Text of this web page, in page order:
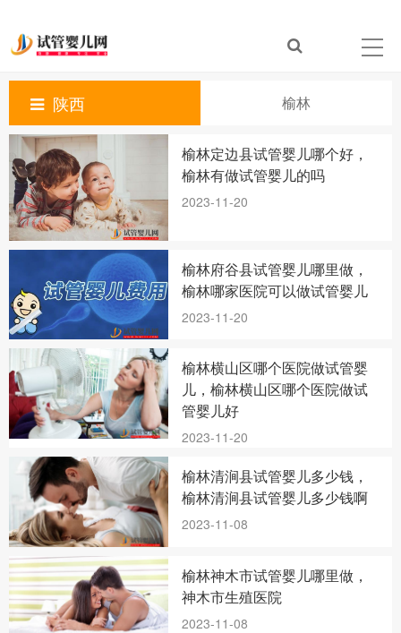
陕西 榆林
榆林定边县试管婴儿哪个好，
榆林有做试管婴儿的吗
2023-11-20
榆林府谷县试管婴儿哪里做，
榆林哪家医院可以做试管婴儿
2023-11-20
榆林横山区哪个医院做试管婴
儿，榆林横山区哪个医院做试
管婴儿好
2023-11-20
榆林清涧县试管婴儿多少钱，
榆林清涧县试管婴儿多少钱啊
2023-11-08
榆林神木市试管婴儿哪里做，
神木市生殖医院
2023-11-08